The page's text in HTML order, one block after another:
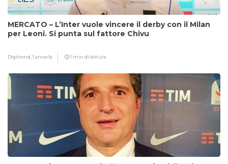
MERCATO – L’Inter vuole vincere il derby con il Milan
per Leoni. Si punta sul fattore Chivu
Digitrend,1 anno fa 1 min di lettura